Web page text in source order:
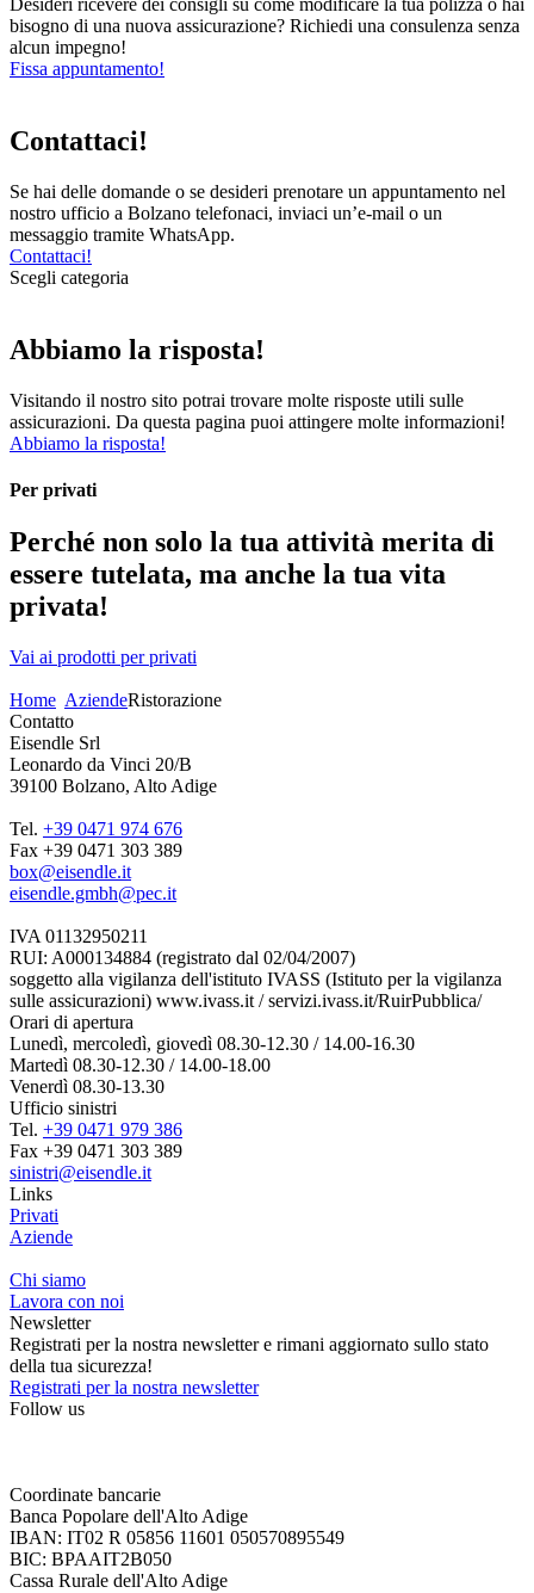
Desideri ricevere dei consigli su come modificare la tua polizza o hai
bisogno di una nuova assicurazione? Richiedi una consulenza senza
alcun impegno!
Fissa appuntamento!
Contattaci!
Se hai delle domande o se desideri prenotare un appuntamento nel
nostro ufficio a Bolzano telefonaci, inviaci un’e-mail o un
messaggio tramite WhatsApp.
Contattaci!
Scegli categoria
Abbiamo la risposta!
Visitando il nostro sito potrai trovare molte risposte utili sulle
assicurazioni. Da questa pagina puoi attingere molte informazioni!
Abbiamo la risposta!
Per privati
Perché non solo la tua attività merita di
essere tutelata, ma anche la tua vita
privata!
Vai ai prodotti per privati
Home AziendeRistorazione
Contatto
Eisendle Srl
Leonardo da Vinci 20/B
39100 Bolzano, Alto Adige
Tel. +39 0471 974 676
Fax +39 0471 303 389
box@eisendle.it
eisendle.gmbh@pec.it
IVA 01132950211
RUI: A000134884 (registrato dal 02/04/2007)
soggetto alla vigilanza dell'istituto IVASS (Istituto per la vigilanza
sulle assicurazioni) www.ivass.it / servizi.ivass.it/RuirPubblica/
Orari di apertura
Lunedì, mercoledì, giovedì 08.30-12.30 / 14.00-16.30
Martedì 08.30-12.30 / 14.00-18.00
Venerdì 08.30-13.30
Ufficio sinistri
Tel. +39 0471 979 386
Fax +39 0471 303 389
sinistri@eisendle.it
Links
Privati
Aziende
Chi siamo
Lavora con noi
Newsletter
Registrati per la nostra newsletter e rimani aggiornato sullo stato
della tua sicurezza!
Registrati per la nostra newsletter
Follow us
Coordinate bancarie
Banca Popolare dell'Alto Adige
IBAN: IT02 R 05856 11601 050570895549
BIC: BPAAIT2B050
Cassa Rurale dell'Alto Adige